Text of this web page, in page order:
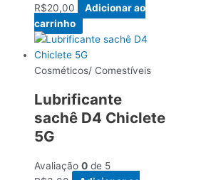
R$20,00
Adicionar ao
carrinho
Cosméticos/ Comestíveis
Lubrificante
sachê D4 Chiclete
5G
Avaliação 0 de 5